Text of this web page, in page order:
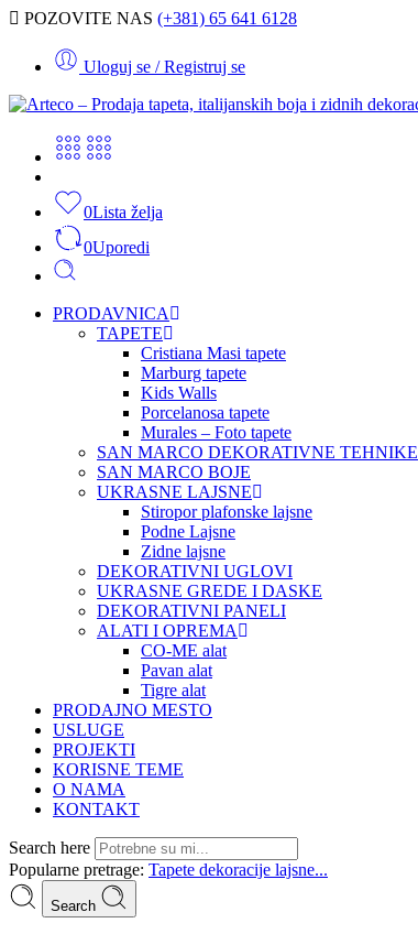
POZOVITE NAS (+381) 65 641 6128
Uloguj se / Registruj se
0Lista želja
0Uporedi
PRODAVNICA
TAPETE
Cristiana Masi tapete
Marburg tapete
Kids Walls
Porcelanosa tapete
Murales – Foto tapete
SAN MARCO DEKORATIVNE TEHNIKE
SAN MARCO BOJE
UKRASNE LAJSNE
Stiropor plafonske lajsne
Podne Lajsne
Zidne lajsne
DEKORATIVNI UGLOVI
UKRASNE GREDE I DASKE
DEKORATIVNI PANELI
ALATI I OPREMA
CO-ME alat
Pavan alat
Tigre alat
PRODAJNO MESTO
USLUGE
PROJEKTI
KORISNE TEME
O NAMA
KONTAKT
Search here
Popularne pretrage: Tapete dekoracije lajsne...
Search